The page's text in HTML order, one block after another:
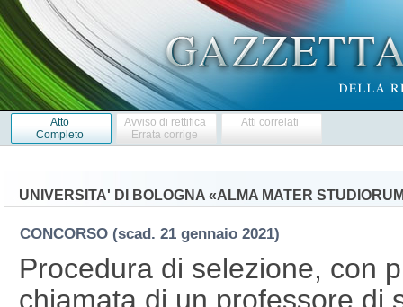
Atto
Completo
Avviso di rettifica
Errata corrige
Atti correlati
UNIVERSITA' DI BOLOGNA «ALMA MATER
CONCORSO (scad. 21 gennaio 2021)
Procedura di selezione, con
chiamata di un professore di